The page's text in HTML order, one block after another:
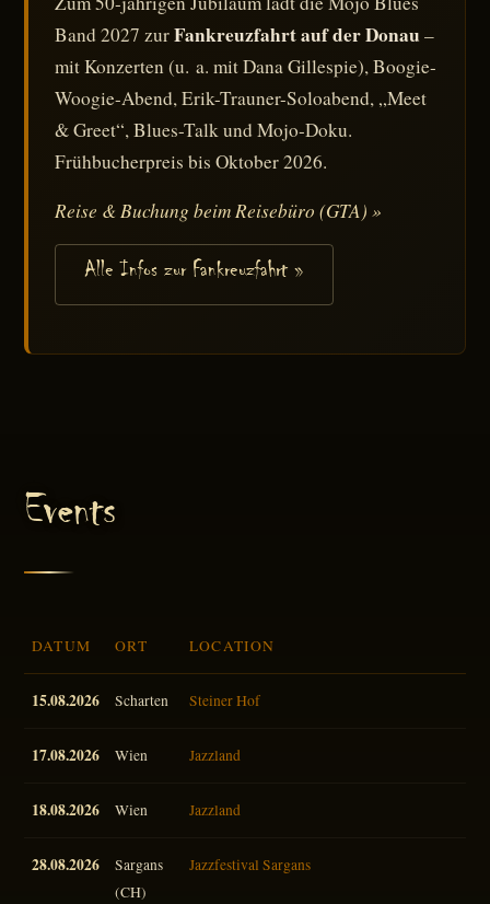
Band 2027 zurFankreuzfahrt auf der Donau –
mit Konzerten (u. a. mit Dana Gillespie), Boogie-
Woogie-Abend, Erik-Trauner-Soloabend, „Meet
& Greet“, Blues-Talk und Mojo-Doku.
Frühbucherpreis bis Oktober 2026.
Reise & Buchung beim Reisebüro (GTA) »
Alle Infos zur Fankreuzfahrt »
Events
DATUM ORT LOCATION
15.08.2026 Scharten Steiner Hof
17.08.2026 Wien Jazzland
18.08.2026 Wien Jazzland
28.08.2026
Sargans
(CH)
Jazzfestival Sargans